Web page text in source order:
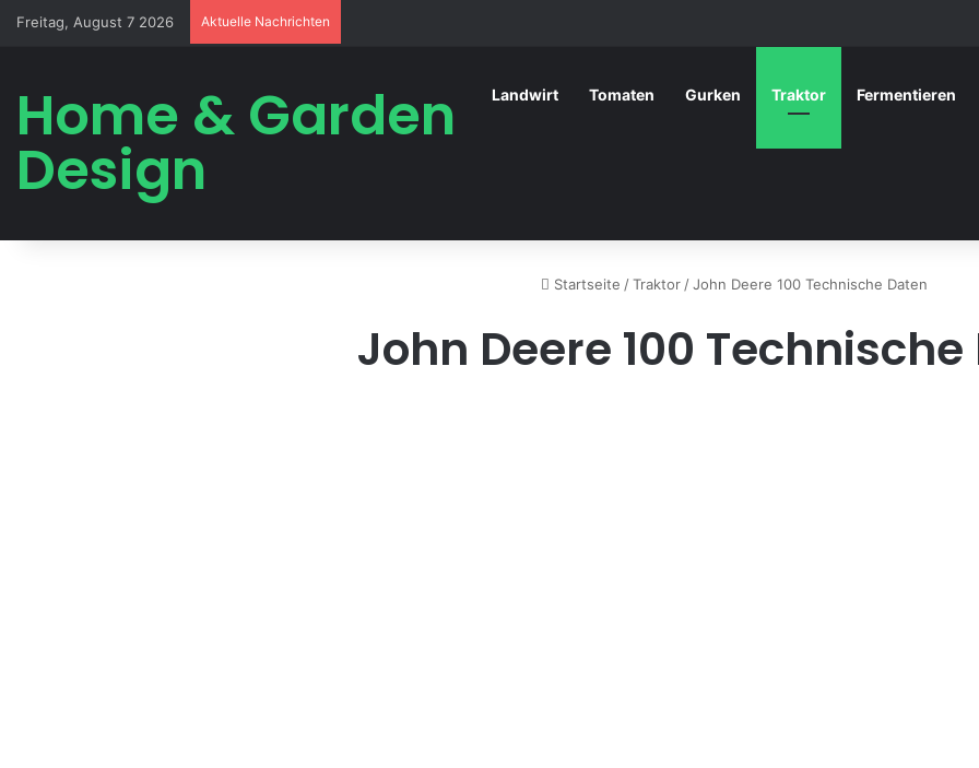
Freitag, August 7 2026 Aktuelle Nachrichten
Home & Garden
Design
Landwirt Tomaten Gurken Traktor Fermentieren
Startseite /Traktor /John Deere 100 Technische Daten
John Deere 100